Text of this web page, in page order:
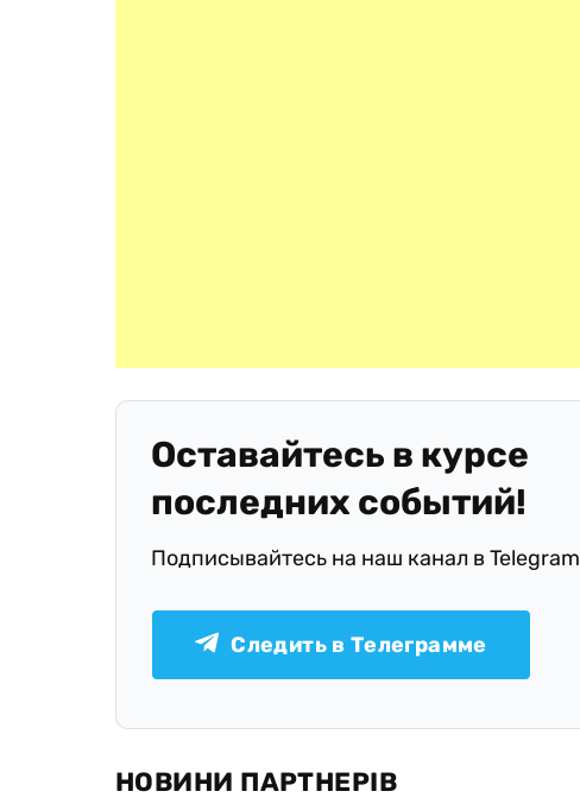
Оставайтесь в курсе
последних событий!
Подписывайтесь на наш канал в Telegram
Следить в Телеграмме